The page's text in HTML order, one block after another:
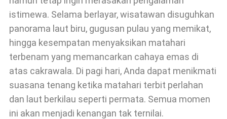
istimewa. Selama berlayar, wisatawan disuguhkan
panorama laut biru, gugusan pulau yang memikat,
hingga kesempatan menyaksikan matahari
terbenam yang memancarkan cahaya emas di
atas cakrawala. Di pagi hari, Anda dapat menikmati
suasana tenang ketika matahari terbit perlahan
dan laut berkilau seperti permata. Semua momen
ini akan menjadi kenangan tak ternilai.